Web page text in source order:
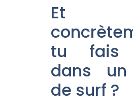
Et
tu fais
dans
de surf ?